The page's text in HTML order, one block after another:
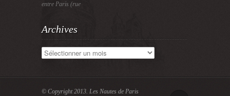
entre Paris (rue
Archives
Archives
© Copyright 2013. Les Nautes de Paris